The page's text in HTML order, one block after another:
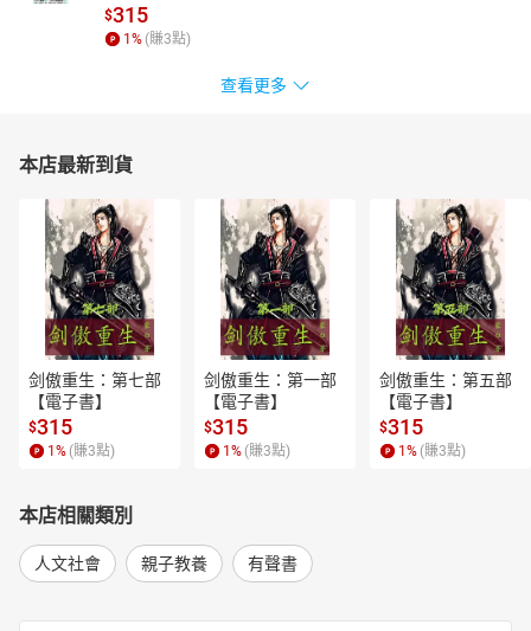
書】
$315
1 % (賺3點)
查看更多
本店最新到貨
剑傲重生：第七部
【電子書】
$315
1 % (賺3點)
剑傲重生：第一部
【電子書】
$315
1 % (賺3點)
剑傲重生：第五部
【電子書】
$315
1 % (賺3點)
本店相關類別
人文社會 親子教養 有聲書